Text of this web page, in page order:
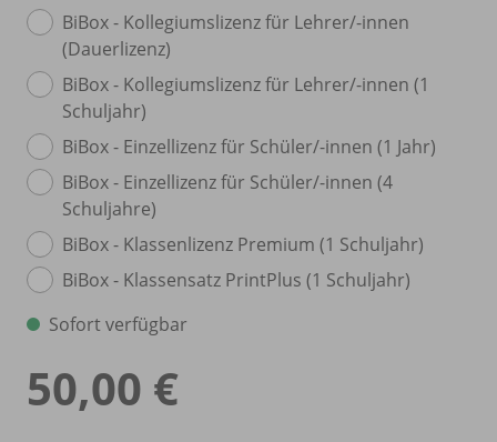
BiBox - Kollegiumslizenz für Lehrer/-innen
(Dauerlizenz)
BiBox - Kollegiumslizenz für Lehrer/-innen (1
Schuljahr)
BiBox - Einzellizenz für Schüler/-innen (1 Jahr)
BiBox - Einzellizenz für Schüler/-innen (4
Schuljahre)
BiBox - Klassenlizenz Premium (1 Schuljahr)
BiBox - Klassensatz PrintPlus (1 Schuljahr)
Sofort verfügbar
50,00 €